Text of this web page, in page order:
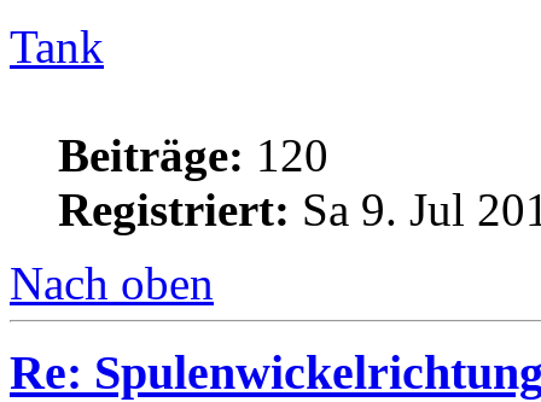
Tank
Beiträge: 120
Registriert: Sa 9. Jul
Nach oben
Re: